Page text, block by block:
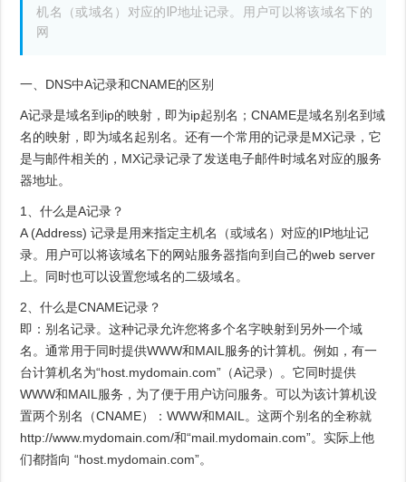
机名（或域名）对应的IP地址记录。用户可以将该域名下的
网
一、DNS中A记录和CNAME的区别
A记录是域名到ip的映射，即为ip起别名；CNAME是域名别名到域
名的映射，即为域名起别名。还有一个常用的记录是MX记录，它
是与邮件相关的，MX记录记录了发送电子邮件时域名对应的服务
器地址。
1、什么是A记录？
A (Address) 记录是用来指定主机名（或域名）对应的IP地址记
录。用户可以将该域名下的网站服务器指向到自己的web server
上。同时也可以设置您域名的二级域名。
2、什么是CNAME记录？
即：别名记录。这种记录允许您将多个名字映射到另外一个域
名。通常用于同时提供WWW和MAIL服务的计算机。例如，有一
台计算机名为“host.mydomain.com”（A记录）。它同时提供
WWW和MAIL服务，为了便于用户访问服务。可以为该计算机设
置两个别名（CNAME）：WWW和MAIL。这两个别名的全称就
http://www.mydomain.com/和“mail.mydomain.com”。实际上他
们都指向 “host.mydomain.com”。